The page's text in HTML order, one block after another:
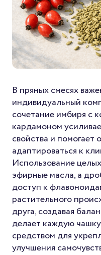
В пряных смесях
индивидуальный
сочетание имбиря с
кардамоном
свойства и помогает
адаптироваться к
Использование
эфирные масла, а
доступ к
растительного
друга, создавая
делает каждую
средством для
улучшения